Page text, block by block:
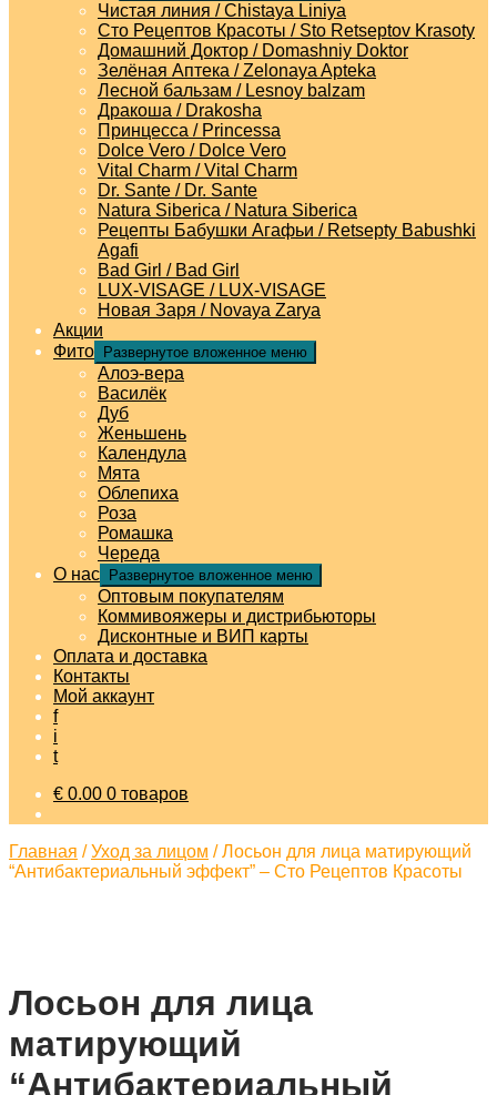
Чистая линия / Chistaya Liniya
Сто Рецептов Красоты / Sto Retseptov Krasoty
Домашний Доктор / Domashniy Doktor
Зелёная Аптека / Zelonaya Apteka
Лесной бальзам / Lesnoy balzam
Дракоша / Drakosha
Принцесса / Princessa
Dolce Vero / Dolce Vero
Vital Charm / Vital Charm
Dr. Sante / Dr. Sante
Natura Siberica / Natura Siberica
Рецепты Бабушки Агафьи / Retsepty Babushki
Agafi
Bad Girl / Bad Girl
LUX-VISAGE / LUX-VISAGE
Новая Заря / Novaya Zarya
Акции
Фито
Развернутое вложенное меню
Алоэ-вера
Василёк
Дуб
Женьшень
Календула
Мята
Облепиха
Роза
Ромашка
Череда
О нас
Развернутое вложенное меню
Оптовым покупателям
Коммивояжеры и дистрибьюторы
Дисконтные и ВИП карты
Оплата и доставка
Контакты
Мой аккаунт
f
i
t
€ 0.00 0 товаров
Главная /Уход за лицом /Лосьон для лица матирующий
“Антибактериальный эффект” – Сто Рецептов Красоты
Лосьон для лица
матирующий
“Антибактериальный